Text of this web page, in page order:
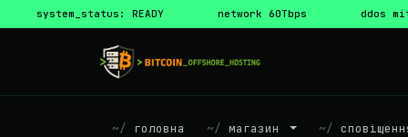
system_status: READY network 60Tbps ddos
головна магазин